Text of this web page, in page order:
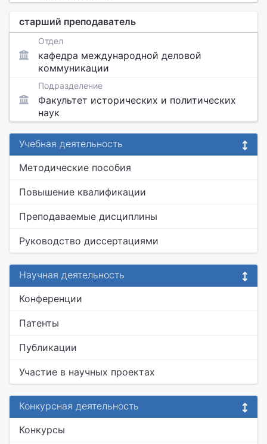
старший преподаватель
Отдел
кафедра международной деловой
коммуникации
Подразделение
Факультет исторических и политических
наук
Учебная деятельность
Методические пособия
Повышение квалификации
Преподаваемые дисциплины
Руководство диссертациями
Научная деятельность
Конференции
Патенты
Публикации
Участие в научных проектах
Конкурсная деятельность
Конкурсы